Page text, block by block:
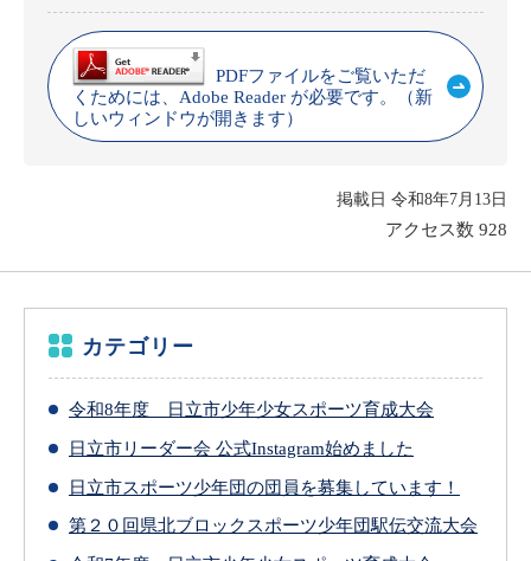
PDFファイルをご覧いただ
くためには、Adobe Reader が必要です。（新
しいウィンドウが開きます）
掲載日 令和8年7月13日
アクセス数 928
カテゴリー
令和8年度 日立市少年少女スポーツ育成大会
日立市リーダー会 公式Instagram始めました
日立市スポーツ少年団の団員を募集しています！
第２０回県北ブロックスポーツ少年団駅伝交流大会